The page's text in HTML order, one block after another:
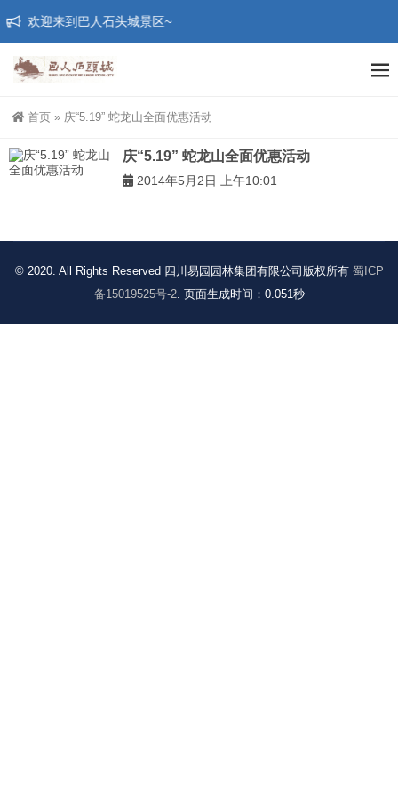
欢迎来到巴人石头城景区~
首页 » 庆“5.19” 蛇龙山全面优惠活动
庆“5.19” 蛇龙山全面优惠活动
2014年5月2日 上午10:01
© 2020. All Rights Reserved 四川易园园林集团有限公司版权所有 蜀ICP
备15019525号-2. 页面生成时间：0.051秒